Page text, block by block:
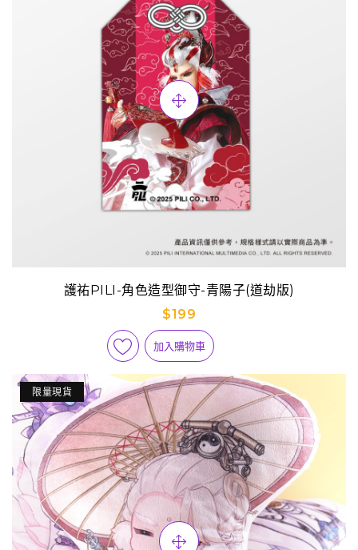
護祐PILI-角色造型御守-青陽子(道劫版)
$199
加入購物車
限量現貨